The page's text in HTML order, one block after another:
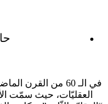
في الـ 60 من
العقليّات، حيث سمّت